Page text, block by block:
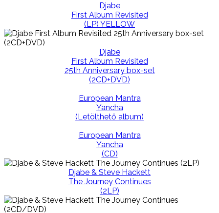
Djabe
First Album Revisited
(LP) YELLOW
Djabe
First Album Revisited
25th Anniversary box-set
(2CD+DVD)
European Mantra
Yancha
(Letölthető album)
European Mantra
Yancha
(CD)
Djabe & Steve Hackett
The Journey Continues
(2LP)